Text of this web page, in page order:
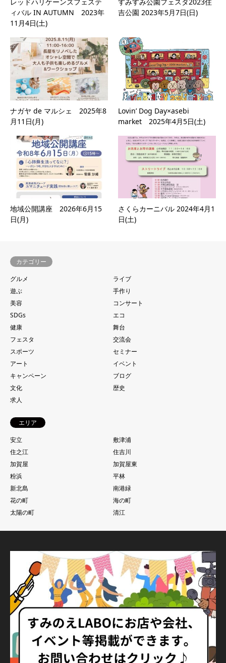
ィバル IN AUTUMN 2023年
11月4日(土)
吉公園 2023年5月7日(日)
ナガヤ de マルシェ 2025年8
月11日(月)
Lovin’ Dog Day×asebi
market 2025年4月5日(土)
地域公開講座 2026年6月15
日(月)
さくらカーニバル 2024年4月1
日(土)
カテゴリー
グルメ
ライブ
遊ぶ
手作り
美容
コンサート
SDGs
エコ
健康
舞台
フェスタ
交流会
スポーツ
セミナー
アート
イベント
キャンペーン
ブログ
文化
歴史
求人
エリア
安立
敷津浦
住之江
住吉川
加賀屋
加賀屋東
粉浜
平林
新北島
南港緑
花の町
海の町
太陽の町
清江